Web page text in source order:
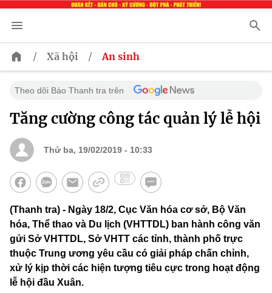
/ Xã hội / An sinh
Theo dõi Báo Thanh tra trên
Tăng cường công tác quản lý lễ hội
Thứ ba, 19/02/2019 - 10:33
(Thanh tra) - Ngày 18/2, Cục Văn hóa cơ sở, Bộ Văn
hóa, Thể thao và Du lịch (VHTTDL) ban hành công văn
gửi Sở VHTTDL, Sở VHTT các tỉnh, thành phố trực
thuộc Trung ương yêu cầu có giải pháp chấn chỉnh,
xử lý kịp thời các hiện tượng tiêu cực trong hoạt động
lễ hội đầu Xuân.